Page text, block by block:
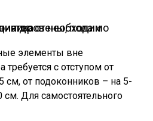
расстояния до стены, пола и подоконника
элементы вне
требуется с отступом от
см, от подоконников – на 5-
см. Для самостоятельного